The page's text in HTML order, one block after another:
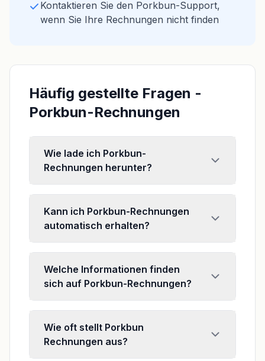
Kontaktieren Sie den Porkbun-Support,
wenn Sie Ihre Rechnungen nicht finden
Häufig gestellte Fragen -
Porkbun-Rechnungen
Wie lade ich Porkbun-
Rechnungen herunter?
Kann ich Porkbun-Rechnungen
automatisch erhalten?
Welche Informationen finden
sich auf Porkbun-Rechnungen?
Wie oft stellt Porkbun
Rechnungen aus?